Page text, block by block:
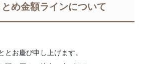
め金額ラインについて
とお慶び申し上げます。